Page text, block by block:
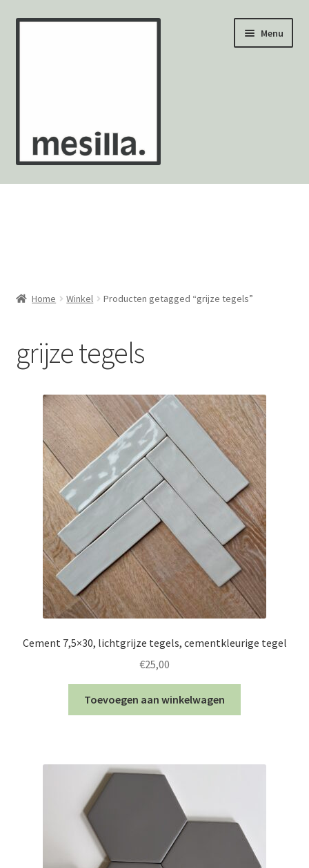
Ga
Ga
Menu
Wandtegels
Mozaïekvellen
Contact
Home Winkel Producten getagged “grijze tegels”
grijze tegels
Cement 7,5×30, lichtgrijze tegels, cementkleurige tegel
€25,00
Toevoegen aan winkelwagen